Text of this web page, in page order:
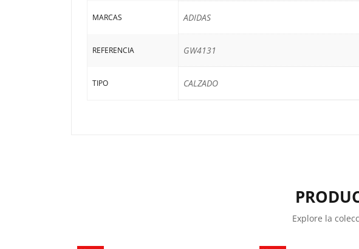
MARCAS ADIDAS
REFERENCIA GW4131
TIPO CALZADO
Explore la